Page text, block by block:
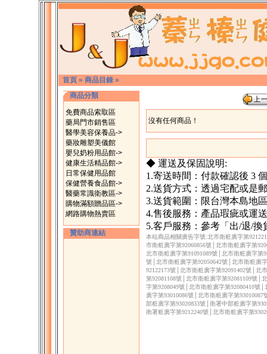
首頁 » 商品目錄 »
商品分類
免費商品索取區
藥局門市銷售區
醫學美容保養品->
藥妝雕塑美儀館
嬰兒奶粉用品館->
健康生活精品館->
日常保健用品館
保健營養食品館->
醫藥常識衛教區->
購物滿額贈品區->
網路購物熱賣區
贊助商連結
沒有任何商品！
◆ 運送及保固說明:
1.寄送時間：付款確認後 3
2.送貨方式：透過宅配或是
3.送貨範圍：限台灣本島地
4.售後服務：產品瑕疵或運
5.客戶服務：參考「出/退/
本站商品相關廣告字號:北市衛粧廣字第
市衛粧廣字第92060856號│北市衛粧廣字第
北市衛粧廣字第91091089號│北市衛粧廣字第
號│北市衛粧廣字第92050642號│北市衛粧廣
92122173號│北市衛粧廣字第92091402號│北
第92081108號│北市衛粧廣字第92081109號│
字第9208049號│北市衛粧廣字第92080410號
廣字第93010086號│北市衛粧廣字第
部粧廣字第93020833號│衛署中部粧廣字第
衛署粧廣字第9212240號│北市衛粧廣字第